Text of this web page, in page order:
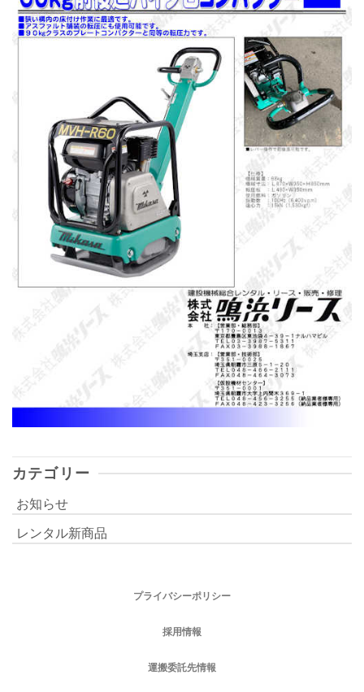
カテゴリー
お知らせ
レンタル新商品
プライバシーポリシー
採用情報
運搬委託先情報